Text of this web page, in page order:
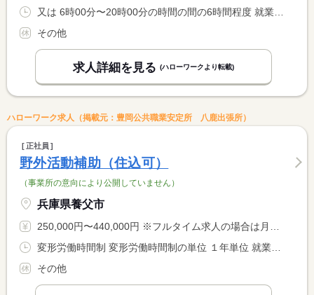
その他
求人詳細を見る (ハローワークより転載)
ハローワーク求人（掲載元：豊岡公共職業安定所 八鹿出張所）
正社員
野外活動補助（住込可）
（事業所の意向により公開していません）
兵庫県養父市
250,000円〜440,000円 ※フルタイム求人の場合は月額（換算額）、パート求人の場合は時間額を表示しています。
その他